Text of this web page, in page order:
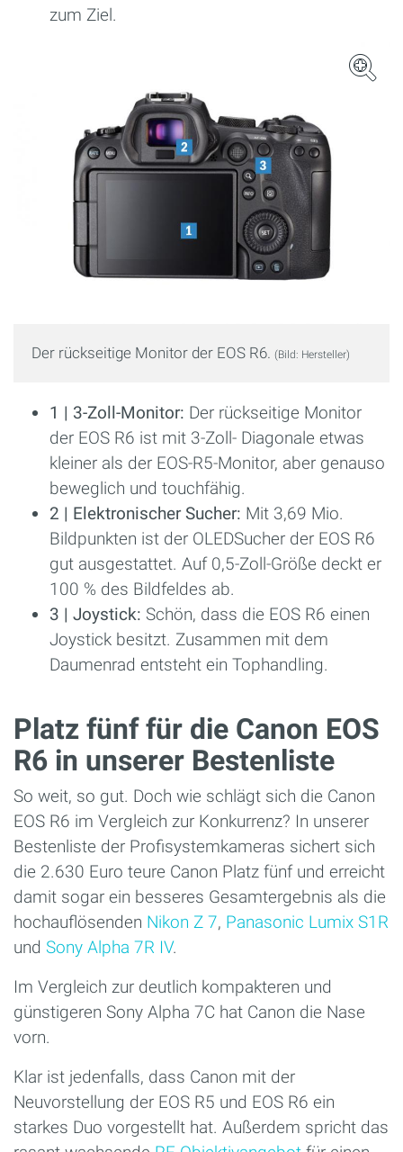
zum Ziel.
Der rückseitige Monitor der EOS R6. (Bild: Hersteller)
1 | 3-Zoll-Monitor: Der rückseitige Monitor
der EOS R6 ist mit 3-Zoll- Diagonale etwas
kleiner als der EOS-R5-Monitor, aber genauso
beweglich und touchfähig.
2 | Elektronischer Sucher: Mit 3,69 Mio.
Bildpunkten ist der OLEDSucher der EOS R6
gut ausgestattet. Auf 0,5-Zoll-Größe deckt er
100 % des Bildfeldes ab.
3 | Joystick: Schön, dass die EOS R6 einen
Joystick besitzt. Zusammen mit dem
Daumenrad entsteht ein Tophandling.
Platz fünf für die Canon EOS
R6 in unserer Bestenliste
So weit, so gut. Doch wie schlägt sich die Canon
EOS R6 im Vergleich zur Konkurrenz? In unserer
Bestenliste der Profisystemkameras sichert sich
die 2.630 Euro teure Canon Platz fünf und erreicht
damit sogar ein besseres Gesamtergebnis als die
hochauflösenden Nikon Z 7, Panasonic Lumix S1R
und Sony Alpha 7R IV.
Im Vergleich zur deutlich kompakteren und
günstigeren Sony Alpha 7C hat Canon die Nase
vorn.
Klar ist jedenfalls, dass Canon mit der
Neuvorstellung der EOS R5 und EOS R6 ein
starkes Duo vorgestellt hat. Außerdem spricht das